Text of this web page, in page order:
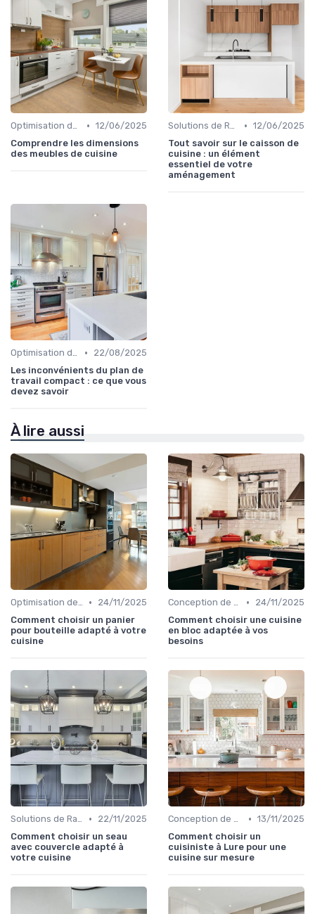
Optimisation de l'Espace • 12/06/2025
Comprendre les dimensions
des meubles de cuisine
Solutions de Rangement Intelligentes • 12/06/2025
Tout savoir sur le caisson de
cuisine : un élément
essentiel de votre
aménagement
Optimisation de l'Espace •
22/08/2025
Les inconvénients du plan de
travail compact : ce que vous
devez savoir
À lire aussi
Optimisation de l'Espace •
24/11/2025
Comment choisir un panier
pour bouteille adapté à votre
cuisine
Conception de Cuisine sur Mesure •
24/11/2025
Comment choisir une cuisine
en bloc adaptée à vos
besoins
Solutions de Rangement Intelligentes •
22/11/2025
Comment choisir un seau
avec couvercle adapté à
votre cuisine
Conception de Cuisine sur Mesure • 13/11/2025
Comment choisir un
cuisiniste à Lure pour une
cuisine sur mesure